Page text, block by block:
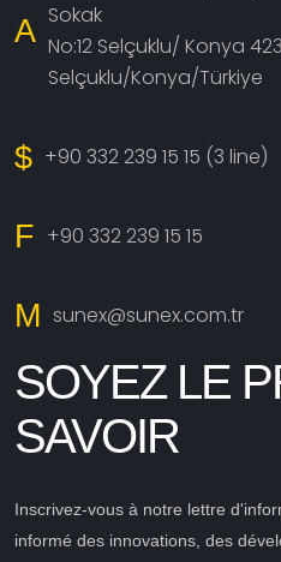
A Sokak
No:12 Selçuklu/ Konya
Selçuklu/Konya/Türkiye
$ +90 332 239 15 15 (3 line)
F +90 332 239 15 15
M sunex@sunex.com.tr
SOYEZ LE
SAVOIR
Inscrivez-vous à notre lettre
informé des innovations, des